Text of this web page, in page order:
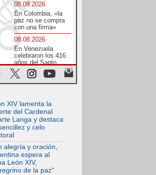
08.08.2026
En Colombia, «la
paz no se compra
con una firma»
08.08.2026
En Venezuela
celebraron los 416
años del Santo
Cristo de La Grita
08.08.2026
contemplamos la
victoria del amor
sobre la muerte
08.08.2026
León XIV visitará el
Santuario de la
Madre del Buen
Consejo de
Genazzano
XIV lamenta la
del Cardenal
Langa y destaca
y celo
alegría y oración,
espera al
León XIV,
de la paz"